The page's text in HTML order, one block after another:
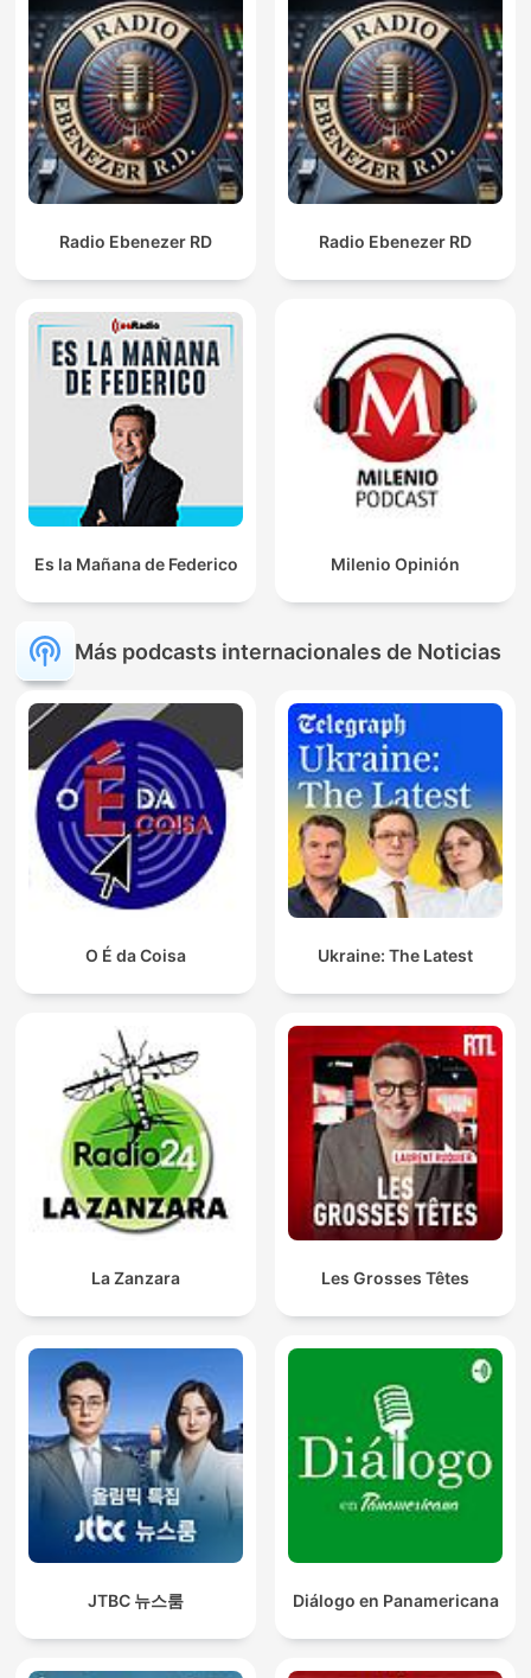
Radio Ebenezer RD Radio Ebenezer RD
Es la Mañana de Federico Milenio Opinión
Más podcasts internacionales de Noticias
O É da Coisa Ukraine: The Latest
La Zanzara Les Grosses Têtes
JTBC 뉴스룸 Diálogo en Panamericana